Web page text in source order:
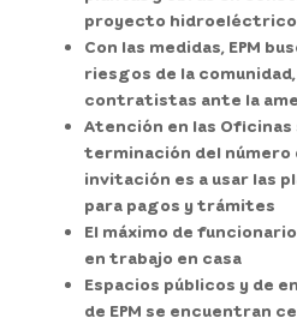
proyecto
Con las medidas, EPM
riesgos de la
contratistas ante la
Atención en las
terminación del número
invitación es a usar las
para pagos y trámites
El máximo de
en trabajo en casa
Espacios públicos y de
de EPM se encuentran